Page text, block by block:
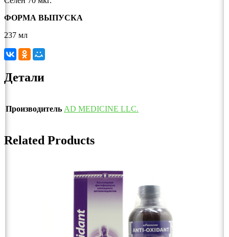
ФОРМА ВЫПУСКА
237 мл
Детали
Производитель AD MEDICINE LLC.
Related Products